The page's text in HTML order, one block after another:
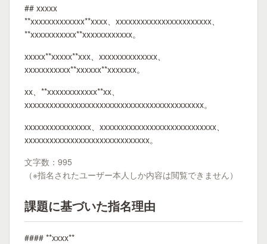
## xxxxx
**xxxxxxxxxxxxx**xxxx、xxxxxxxxxxxxxxxxxxxxxxx、
**xxxxxxxxxxx**xxxxxxxxxxxx。
xxxxx**xxxxx**xxx、xxxxxxxxxxxxxx、
xxxxxxxxxxx**xxxxxx**xxxxxxx。
xx、**xxxxxxxxxxxx**xx、
xxxxxxxxxxxxxxxxxxxxxxxxxxxxxxxxxxxxxxxxxxx。
xxxxxxxxxxxxxxxx、xxxxxxxxxxxxxxxxxxxxxxxxxxxx、
xxxxxxxxxxxxxxxxxxxxxxxxxxxxxx。
文字数：995
（※指名されたユーザー本人しか内容は閲覧できません）
課題に基づいた指名理由
#### **xxxx**